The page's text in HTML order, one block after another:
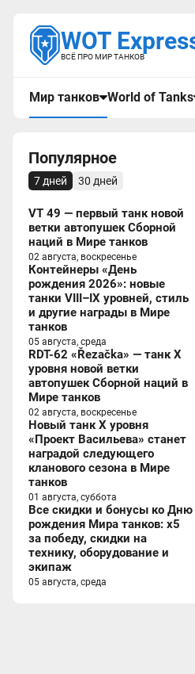
WOT
ВСЁ ПРО МИР ТАНКОВ
Мир танков World of Tanks
Популярное
7 дней 30 дней
VT 49 — первый танк новой
ветки автопушек Сборной
наций в Мире танков
02 августа, воскресенье
Контейнеры «День
рождения 2026»: новые
танки VIII–IX уровней, стиль
и другие награды в Мире
танков
05 августа, среда
RDT-62 «Řezačka» — танк X
уровня новой ветки
автопушек Сборной наций в
Мире танков
02 августа, воскресенье
Новый танк X уровня
«Проект Васильева» станет
наградой следующего
кланового сезона в Мире
танков
01 августа, суббота
Все скидки и бонусы ко Дню
рождения Мира танков: x5
за победу, скидки на
технику, оборудование и
экипаж
05 августа, среда